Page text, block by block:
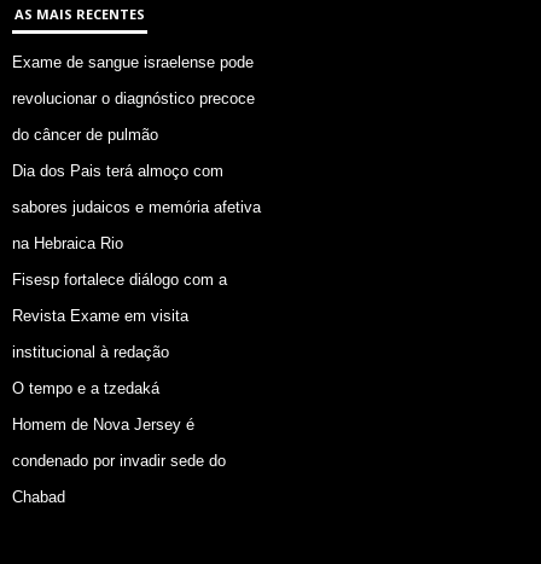
AS MAIS RECENTES
Exame de sangue israelense pode
revolucionar o diagnóstico precoce
do câncer de pulmão
Dia dos Pais terá almoço com
sabores judaicos e memória afetiva
na Hebraica Rio
Fisesp fortalece diálogo com a
Revista Exame em visita
institucional à redação
O tempo e a tzedaká
Homem de Nova Jersey é
condenado por invadir sede do
Chabad